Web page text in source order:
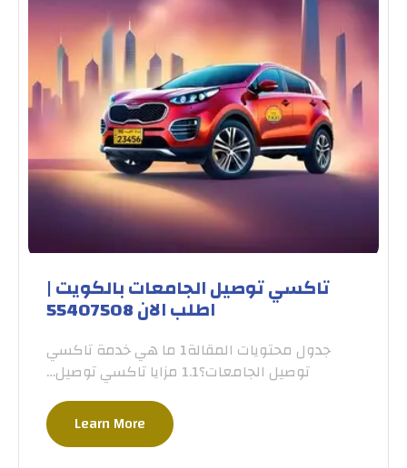
تاكسي توصيل الجامعات بالكويت |
اطلب الان 55407508
جدول محتويات المقالة1 ما هي خدمة تاكسي
توصيل الجامعات؟1.1 مزايا تاكسي توصيل…
Learn More